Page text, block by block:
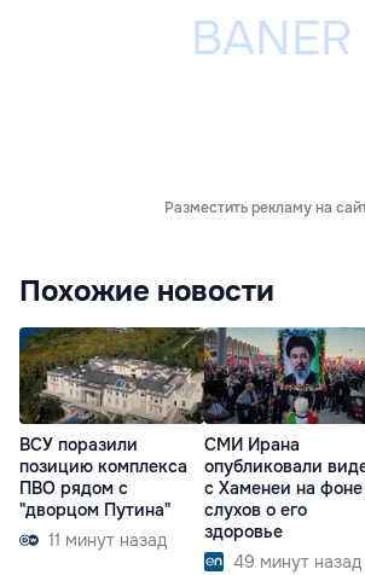
Разместить рекламу на
Похожие новости
ВСУ поразили
позицию комплекса
ПВО рядом с
"дворцом Путина"
11 минут назад
СМИ Ирана
опубликовали
с Хаменеи на фоне
слухов о его
здоровье
49 минут назад